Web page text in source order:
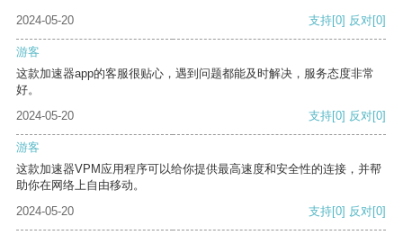
2024-05-20 支持[0] 反对[0]
游客
这款加速器app的客服很贴心，遇到问题都能及时解决，服务态度非常
好。
2024-05-20
支持[0] 反对[0]
游客
这款加速器VPM应用程序可以给你提供最高速度和安全性的连接，并帮
助你在网络上自由移动。
2024-05-20
支持[0] 反对[0]